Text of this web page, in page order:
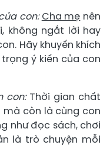
con: Cha mẹ nên
không ngắt lời hay
Hãy khuyến khích
ý kiến của con
con:Thời gian chất
mà còn là cùng con
như đọc sách, chơi
là trò chuyện mỗi